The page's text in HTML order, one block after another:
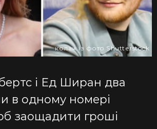
і Ед Ширан два
в одному номері
заощадити гроші
колаж із фото Shutterstock